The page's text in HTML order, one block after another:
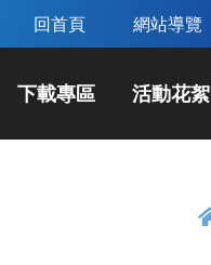
回首頁 網站導覽
下載專區 活動花絮